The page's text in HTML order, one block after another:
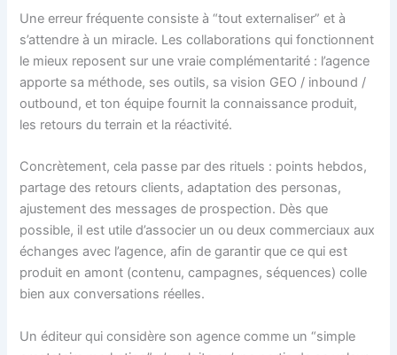
Une erreur fréquente consiste à “tout externaliser” et à
s’attendre à un miracle. Les collaborations qui fonctionnent
le mieux reposent sur une vraie complémentarité : l’agence
apporte sa méthode, ses outils, sa vision GEO / inbound /
outbound, et ton équipe fournit la connaissance produit,
les retours du terrain et la réactivité.
Concrètement, cela passe par des rituels : points hebdos,
partage des retours clients, adaptation des personas,
ajustement des messages de prospection. Dès que
possible, il est utile d’associer un ou deux commerciaux aux
échanges avec l’agence, afin de garantir que ce qui est
produit en amont (contenu, campagnes, séquences) colle
bien aux conversations réelles.
Un éditeur qui considère son agence comme un “simple